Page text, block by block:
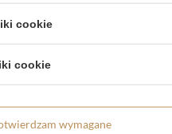
cookie
cookie
wymagane